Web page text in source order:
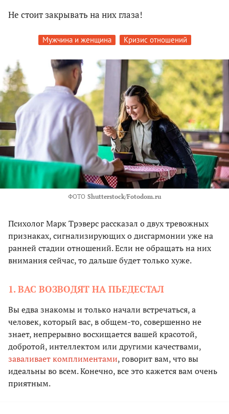
Не стоит закрывать на них глаза!
Мужчина и женщина Кризис отношений
ФОТО Shutterstock/Fotodom.ru
Психолог Марк Трэверс рассказал о двух тревожных
признаках, сигнализирующих о дисгармонии уже на
ранней стадии отношений. Если не обращать на них
внимания сейчас, то дальше будет только хуже.
1. ВАС ВОЗВОДЯТ НА ПЬЕДЕСТАЛ
Вы едва знакомы и только начали встречаться, а
человек, который вас, в общем-то, совершенно не
знает, непрерывно восхищается вашей красотой,
добротой, интеллектом или другими качествами,
заваливает комплиментами, говорит вам, что вы
идеальны во всем. Конечно, все это кажется вам очень
приятным.